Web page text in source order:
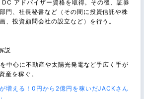
アドバイザー資格を取得。その後、証券
門、社長秘書など（その間に投資信託や株
、投資顧問会社の設立など）を行う。
説
中心に不動産や太陽光発電など手広く手が
産を稼ぐ。
増える！0円から2億円を稼いだJACKさん